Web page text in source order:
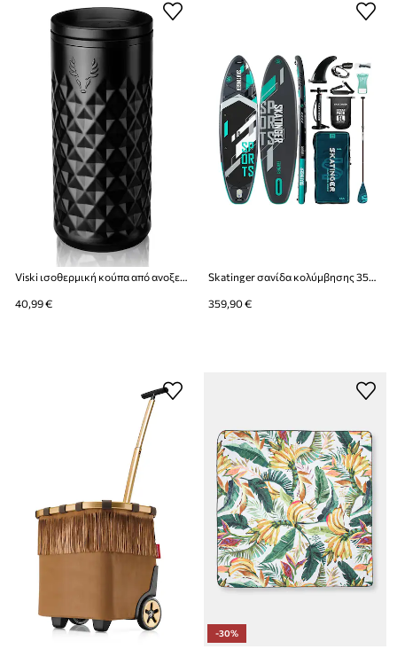
Viski ισοθερμική κούπα από ανοξείδωτο χάλυβα 473 ml
40,99 €
Skatinger σανίδα κολύμβησης 350x89x15 cm (11'6'')
359,90 €
-30%